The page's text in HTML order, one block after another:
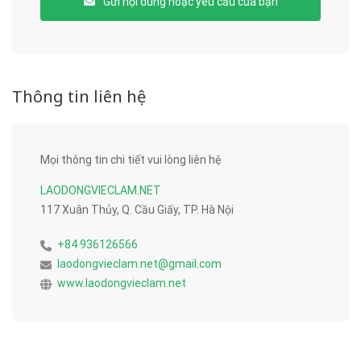
Thông tin liên hệ
Mọi thông tin chi tiết vui lòng liên hệ
LAODONGVIECLAM.NET
117 Xuân Thủy, Q. Cầu Giấy, TP. Hà Nội
+84 936126566
laodongvieclam.net@gmail.com
www.laodongvieclam.net